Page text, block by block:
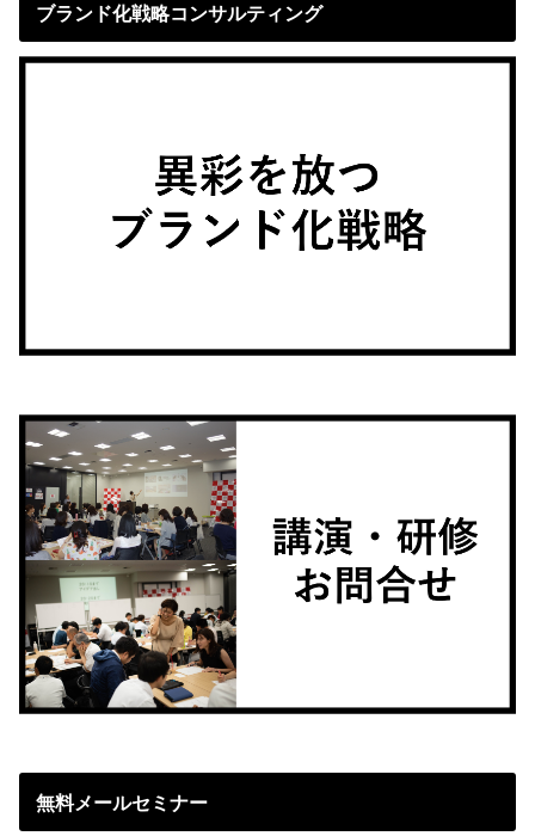
ブランド化戦略コンサルティング
無料メールセミナー